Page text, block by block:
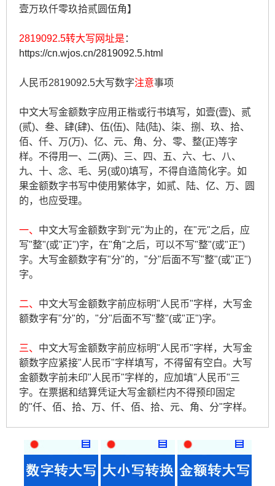
壹万玖仟零玖拾贰圆伍角】
2819092.5转大写网址是 ：
https://cn.wjos.cn/2819092.5.html
人民币2819092.5大写数字注意事项
中文大写金额数字应用正楷或行书填写，如壹(壹)、贰
(贰)、叁、肆(肆)、伍(伍)、陆(陆)、柒、捌、玖、拾、
佰、仟、万(万)、亿、元、角、分、零、整(正)等字
样。不得用一、二(两)、三、四、五、六、七、八、
九、十、念、毛、另(或0)填写，不得自造简化字。如
果金额数字书写中使用繁体字，如贰、陆、亿、万、圆
的，也应受理。
一、 中文大写金额数字到"元"为止的，在"元"之后，应
写"整"(或"正")字，在"角"之后，可以不写"整"(或"正")
字。大写金额数字有"分"的，"分"后面不写"整"(或"正")
字。
二、 中文大写金额数字前应标明"人民币"字样，大写金
额数字有"分"的，"分"后面不写"整"(或"正")字。
三、 中文大写金额数字前应标明"人民币"字样，大写金
额数字应紧接"人民币"字样填写，不得留有空白。大写
金额数字前未印"人民币"字样的，应加填"人民币"三
字。在票据和结算凭证大写金额栏内不得预印固定
的"仟、佰、拾、万、仟、佰、拾、元、角、分"字样。